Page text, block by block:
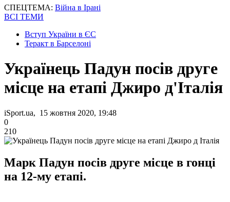
СПЕЦТЕМА: Війна в Ірані
ВСІ ТЕМИ
Вступ України в ЄС
Теракт в Барселоні
Українець Падун посів друге
місце на етапі Джиро д'Італія
iSport.ua, 15 жовтня 2020, 19:48
0
210
Марк Падун посів друге місце в гонці
на 12-му етапі.